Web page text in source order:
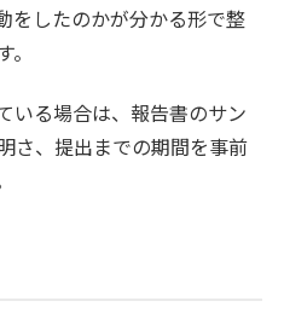
をしたのかが分かる形で整
いる場合は、報告書のサン
さ、提出までの期間を事前